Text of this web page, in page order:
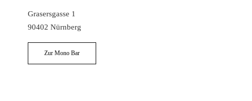
Grasersgasse 1
90402 Nürnberg
Zur Mono Bar